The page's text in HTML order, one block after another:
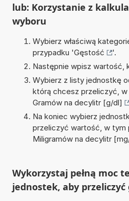
lub: Korzystanie z
wyboru
Wybierz właściwą
przypadku 'Gęstość
'.
Następnie wpisz wartość,
Wybierz z listy jednostkę
którą chcesz przeliczyć,
Gramów na decylitr [g/dl]
Na koniec wybierz
przeliczyć wartość, w tym
Miligramów na decylitr
Wykorzystaj pełną moc
jednostek, aby